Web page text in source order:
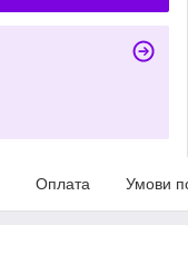
Оплата Умови